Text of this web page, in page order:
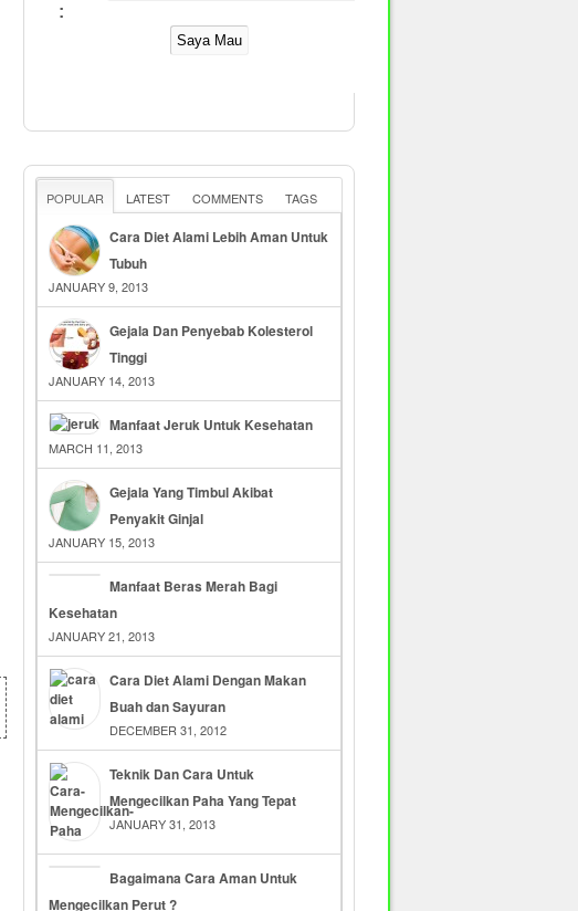
:
POPULAR LATEST COMMENTS TAGS
Cara Diet Alami Lebih Aman Untuk
Tubuh
JANUARY 9, 2013
Gejala Dan Penyebab Kolesterol
Tinggi
JANUARY 14, 2013
Manfaat Jeruk Untuk Kesehatan
MARCH 11, 2013
Gejala Yang Timbul Akibat
Penyakit Ginjal
JANUARY 15, 2013
Manfaat Beras Merah Bagi
Kesehatan
JANUARY 21, 2013
Cara Diet Alami Dengan Makan
Buah dan Sayuran
DECEMBER 31, 2012
Teknik Dan Cara Untuk
Mengecilkan Paha Yang Tepat
JANUARY 31, 2013
Bagaimana Cara Aman Untuk
Mengecilkan Perut ?